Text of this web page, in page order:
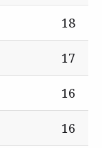
18
17
16
16